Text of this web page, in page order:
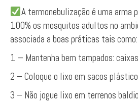
A termonebulização é uma arma
100% os mosquitos adultos no
associada a boas práticas tais como:
1 – Mantenha bem tampados:
2 – Coloque o lixo em sacos
3 – Não jogue lixo em terrenos